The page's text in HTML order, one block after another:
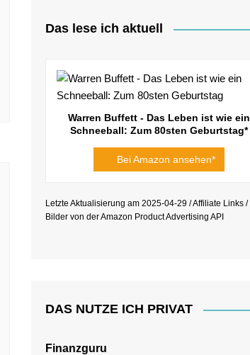
Das lese ich aktuell
Warren Buffett - Das Leben ist wie ein
Schneeball: Zum 80sten Geburtstag*
Bei Amazon ansehen*
Letzte Aktualisierung am 2025-04-29 / Affiliate Links /
Bilder von der Amazon Product Advertising API
DAS NUTZE ICH PRIVAT
Finanzguru